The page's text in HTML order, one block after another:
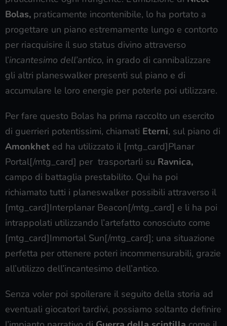
Bolas, praticamente incontenibile, lo ha portato a
progettare un piano estremamente lungo e contorto
per riacquisire il suo status divino attraverso
l’incantesimo dell’antico, in grado di cannibalizzare
gli altri planeswalker presenti sul piano e di
accumulare le loro energie per poterle poi utilizzare.
Per fare questo Bolas ha prima raccolto un esercito
di guerrieri potentissimi, chiamati Eterni, sul piano di
Amonkhet ed ha utilizzato il [mtg_card]Planar
Portal[/mtg_card] per trasportarli su Ravnica,
campo di battaglia prestabilito. Qui ha poi
richiamato tutti i planeswalker possibili attraverso il
[mtg_card]Interplanar Beacon[/mtg_card] e li ha poi
intrappolati utilizzando l’artefatto conosciuto come
[mtg_card]Immortal Sun[/mtg_card]; una situazione
perfetta per ottenere poteri incommensurabili, grazie
all’utilizzo dell’incantesimo dell’antico.
Senza voler poi spoilerare il seguito della storia ad
eventuali giocatori tardivi, possiamo soltanto definire